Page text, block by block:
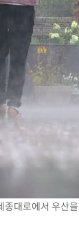
대로에서 우산